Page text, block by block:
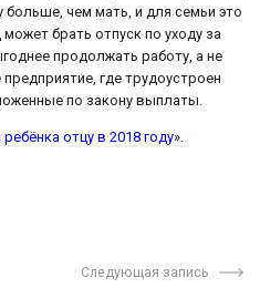
больше, чем мать, и для семьи это
брать отпуск по уходу за
продолжать работу, а не
где трудоустроен
по закону выплаты.
отцу в 2018 году».
Следующая запись